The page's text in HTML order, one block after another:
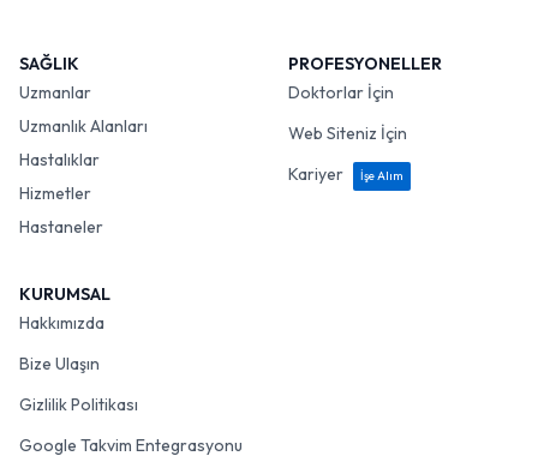
SAĞLIK
Uzmanlar
Uzmanlık Alanları
Hastalıklar
Hizmetler
Hastaneler
PROFESYONELLER
Doktorlar İçin
Web Siteniz İçin
Kariyer
İşe Alım
KURUMSAL
Hakkımızda
Bize Ulaşın
Gizlilik Politikası
Google Takvim Entegrasyonu